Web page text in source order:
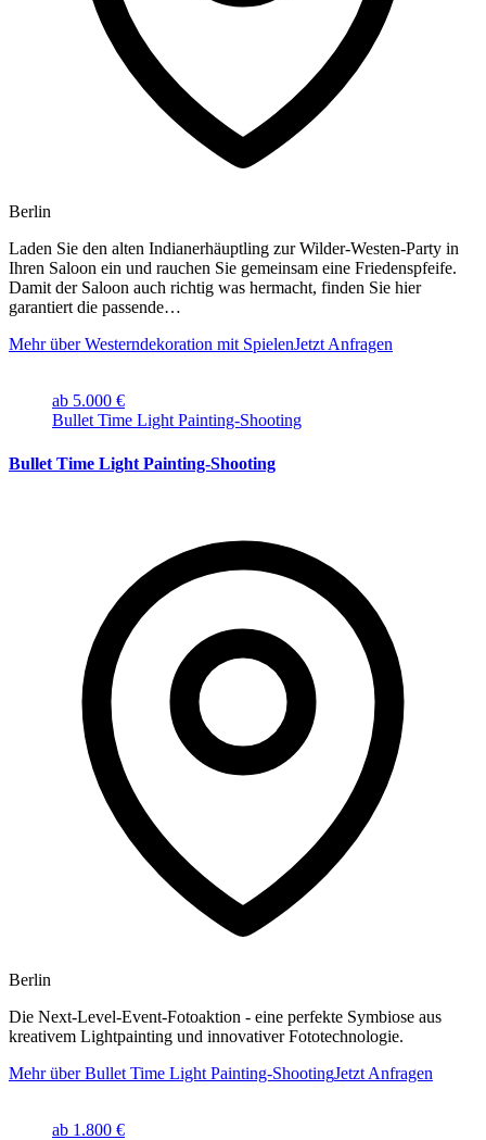
Berlin
Laden Sie den alten Indianerhäuptling zur Wilder-Westen-Party in
Ihren Saloon ein und rauchen Sie gemeinsam eine Friedenspfeife.
Damit der Saloon auch richtig was hermacht, finden Sie hier
garantiert die passende…
Mehr über Westerndekoration mit SpielenJetzt Anfragen
ab 5.000 €
Bullet Time Light Painting-Shooting
Bullet Time Light Painting-Shooting
Berlin
Die Next-Level-Event-Fotoaktion - eine perfekte Symbiose aus
kreativem Lightpainting und innovativer Fototechnologie.
Mehr über Bullet Time Light Painting-ShootingJetzt Anfragen
ab 1.800 €